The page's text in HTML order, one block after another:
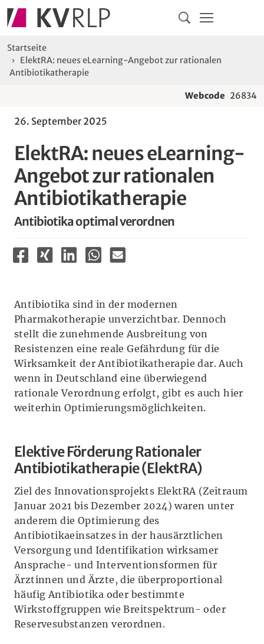
Navigation
Sie sind hier:
Startseite
ElektRA: neues eLearning-Angebot zur rationalen
Antibiotikatherapie
Webcode 26834
26. September 2025
ElektRA: neues eLearning-
Angebot zur rationalen
Antibiotikatherapie
Antibiotika optimal verordnen
Antibiotika sind in der modernen
Pharmakotherapie unverzichtbar. Dennoch
stellt die zunehmende Ausbreitung von
Resistenzen eine reale Gefährdung für die
Wirksamkeit der Antibiotikatherapie dar. Auch
wenn in Deutschland eine überwiegend
rationale Verordnung erfolgt, gibt es auch hier
weiterhin Optimierungsmöglichkeiten.
Elektive Förderung Rationaler
Antibiotikatherapie (ElektRA)
Ziel des Innovationsprojekts ElektRA (Zeitraum
Januar 2021 bis Dezember 2024) waren unter
anderem die Optimierung des
Antibiotikaeinsatzes in der hausärztlichen
Versorgung und Identifikation wirksamer
Ansprache- und Interventionsformen für
Ärztinnen und Ärzte, die überproportional
häufig Antibiotika oder bestimmte
Wirkstoffgruppen wie Breitspektrum- oder
Reservesubstanzen verordnen.